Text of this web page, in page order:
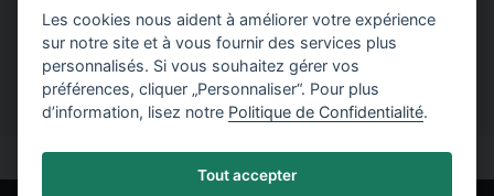
programmes.
Les cookies nous aident à améliorer votre expérience
sur notre site et à vous fournir des services plus
personnalisés. Si vous souhaitez gérer vos
préférences, cliquer „Personnaliser“. Pour plus
d’information, lisez notre Politique de Confidentialité.
Tout accepter